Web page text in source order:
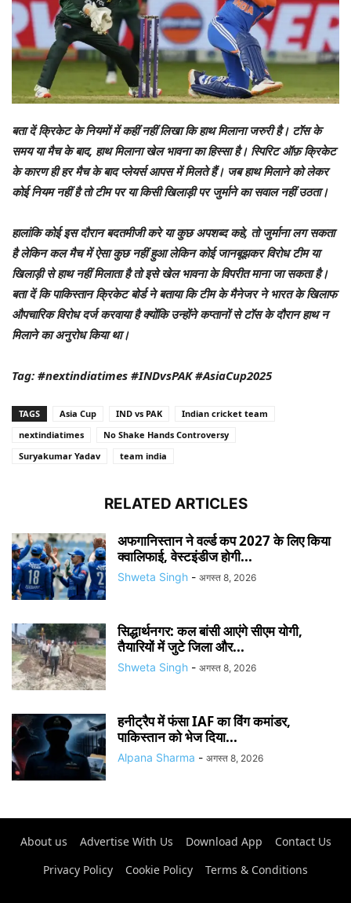
बता दें क्रिकेट के नियमों में कहीं नहीं लिखा कि हाथ मिलाना जरुरी है। टॉस के
समय या मैच के बाद, हाथ मिलाना खेल भावना का हिस्सा है। स्पिरिट ऑफ़ क्रिकेट
के कारण ही हर मैच के बाद प्लेयर्स आपस में मिलते हैं। जब हाथ मिलाने को लेकर
कोई नियम नहीं है तो टीम पर या किसी खिलाड़ी पर जुर्माने का सवाल नहीं उठता।
हालांकि कोई इस दौरान बदतमीजी करे या कुछ अपशब्द कहे, तो जुर्माना लग सकता
है लेकिन कल मैच में ऐसा कुछ नहीं हुआ लेकिन कोई जानबूझकर विरोध टीम या
खिलाड़ी से हाथ नहीं मिलाता है तो इसे खेल भावना के विपरीत माना जा सकता है।
बता दें कि पाकिस्तान क्रिकेट बोर्ड ने बताया कि टीम के मैनेजर ने भारत के खिलाफ
औपचारिक विरोध दर्ज करवाया है क्योंकि उन्होंने कप्तानों से टॉस के दौरान हाथ न
मिलाने का अनुरोध किया था।
Tag: #nextindiatimes #INDvsPAK #AsiaCup2025
TAGS Asia Cup IND vs PAK
Indian cricket team
nextindiatimes
No Shake Hands Controversy
Suryakumar Yadav
team india
RELATED ARTICLES
अफगानिस्तान ने वर्ल्ड कप 2027 के लिए किया
क्वालिफाई, वेस्टइंडीज होगी...
Shweta Singh - अगस्त 8, 2026
सिद्धार्थनगर: कल बांसी आएंगे सीएम योगी,
तैयारियों में जुटे जिला और...
Shweta Singh - अगस्त 8, 2026
हनीट्रैप में फंसा IAF का विंग कमांडर,
पाकिस्तान को भेज दिया...
Alpana Sharma - अगस्त 8, 2026
About us Advertise With Us Download App
Contact Us
Privacy Policy
Cookie Policy Terms & Conditions